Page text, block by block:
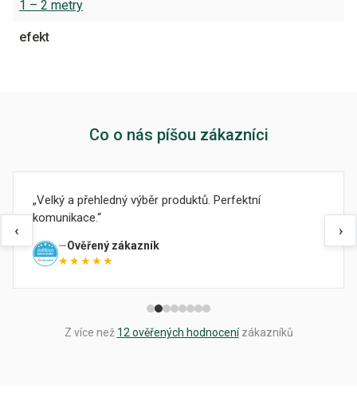
1 – 2 metry
efekt
Co o nás píšou zákazníci
‹
Velký a přehledný výběr produktů. Perfektní
komunikace.
Ověřený zákazník
★★★★★
›
Z více než 12 ověřených hodnocenízákazníků